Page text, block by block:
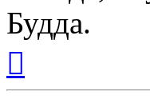
Будда.
началу